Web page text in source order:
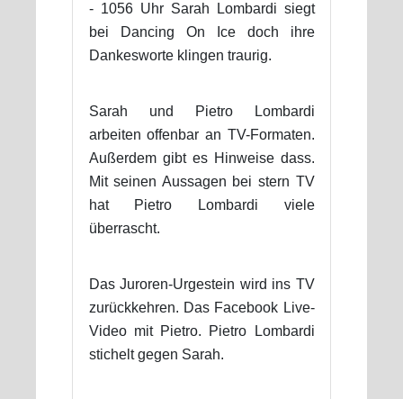
- 1056 Uhr Sarah Lombardi siegt
bei Dancing On Ice doch ihre
Dankesworte klingen traurig.
Sarah und Pietro Lombardi
arbeiten offenbar an TV-Formaten.
Außerdem gibt es Hinweise dass.
Mit seinen Aussagen bei stern TV
hat Pietro Lombardi viele
überrascht.
Das Juroren-Urgestein wird ins TV
zurückkehren. Das Facebook Live-
Video mit Pietro. Pietro Lombardi
stichelt gegen Sarah.